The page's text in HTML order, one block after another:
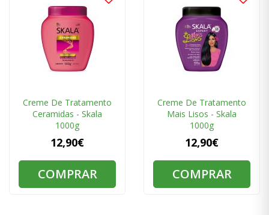
Creme De Tratamento
Ceramidas - Skala
1000g
12,90€
COMPRAR
Creme De Tratamento
Mais Lisos - Skala
1000g
12,90€
COMPRAR